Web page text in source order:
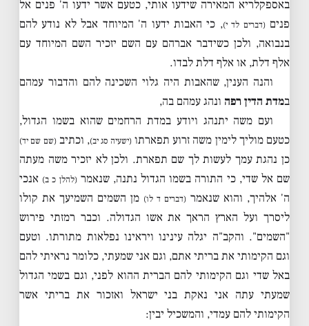
באספקלריא המאירה שידעו אותי, כטעם אשר ידעו ה' פנים אל
פנים(דברים לד י), כי האבות ידעו ה' המיוחד אבל לא נודע להם
בנבואה, ולכן כשידבר אברהם עם השם יזכיר השם המיוחד עם
אלף דלת, או אלף דלת לבדו.
והנה הענין, שהאבות היה גלוי השכינה להם והדבור עמהם
במדת הדין רפה ונהג עמהם בה,
ועם משה יתנהג ויודע במדת הרחמים שהוא בשמו הגדול,
כטעם מוליך לימין משה זרוע תפארתו(ישעיה סג יב), וכתיב(שם שם יד)
כן נהגת עמך לעשות לך שם תפארת. ולכן לא יזכיר משה מעתה
שם אל שדי, כי התורה בשמו הגדול נתנה, שנאמר(להלן כ ב) אנכי
ה' אלהיך, והוא שנאמר (דברים ד לו) מן השמים השמיעך את קולו
ליסרך ועל הארץ הראך את אשו הגדולה. וכבר רמזתי פירוש
"השמים". והקב"ה יגלה עינינו ויראינו נפלאות מתורתו. וטעם
וגם הקימותי את בריתי אתם, וגם אני שמעתי, כלומר נראיתי להם
באל שדי וגם הקימותי להם הברית ההוא לפני, וגם בשמי הגדול
שמעתי עתה אני נאקת בני ישראל ואזכור את בריתי אשר
הקימותי להם עמדי, והמשכיל יבין: